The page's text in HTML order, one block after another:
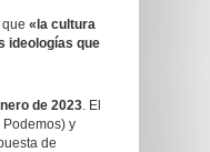
«la cultura
ideologías que
de 2023. El
y
de